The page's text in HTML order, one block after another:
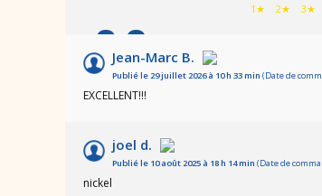
1★ 2★ 3★
9.8/10
Jean-Marc B.
Publié le 29 juillet 2026 à 10 h 33 min (Date de
EXCELLENT!!!
joel d.
Publié le 10 août 2025 à 18 h 14 min (Date de
nickel